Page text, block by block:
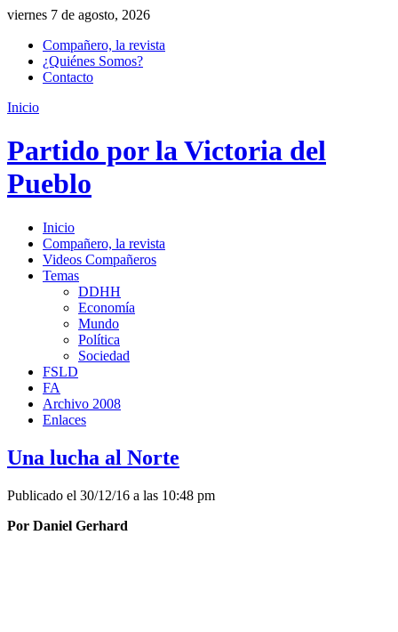
viernes 7 de agosto, 2026
Compañero, la revista
¿Quiénes Somos?
Contacto
Inicio
Partido por la Victoria del
Pueblo
Inicio
Compañero, la revista
Videos Compañeros
Temas
DDHH
Economía
Mundo
Política
Sociedad
FSLD
FA
Archivo 2008
Enlaces
Una lucha al Norte
Publicado el 30/12/16 a las 10:48 pm
Por Daniel Gerhard